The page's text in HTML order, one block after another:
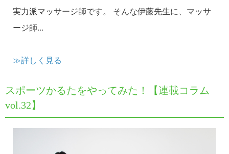
実力派マッサージ師です。 そんな伊藤先生に、マッサ
ージ師...
≫詳しく見る
スポーツかるたをやってみた！【連載コラム
vol.32】